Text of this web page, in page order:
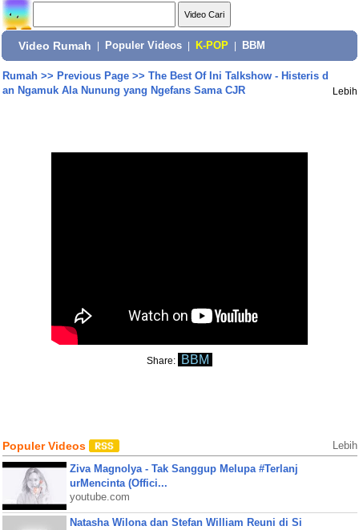
Video Rumah Populer Videos K-POP BBM
Rumah>> Previous Page>> The Best Of Ini Talkshow - Histeris d
an Ngamuk Ala Nunung yang Ngefans Sama CJR
Lebih
Share: BBM
Populer Videos Lebih
Ziva Magnolya - Tak Sanggup Melupa #Terlanj
urMencinta (Offici...
youtube.com
Natasha Wilona dan Stefan William Reuni di Si